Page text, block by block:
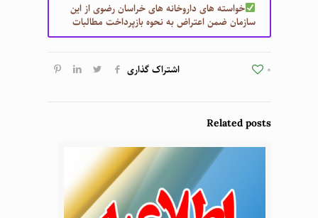
خواسته های داروخانه های خراسان رضوی از این
سازمان ضمن اعتراض به نحوه بازپرداخت مطالبات
اشتراک گذاری 0
Related posts